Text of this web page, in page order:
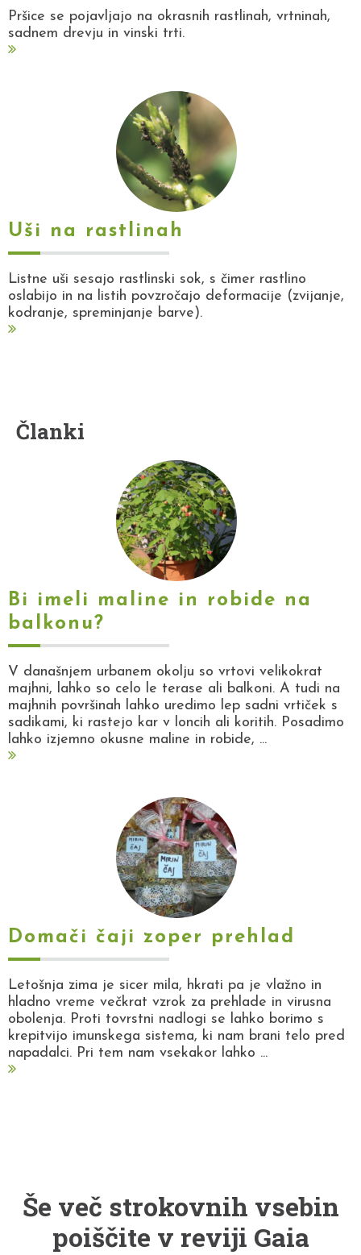
Pršice se pojavljajo na okrasnih rastlinah, vrtninah,
sadnem drevju in vinski trti.
Uši na rastlinah
Listne uši sesajo rastlinski sok, s čimer rastlino
oslabijo in na listih povzročajo deformacije (zvijanje,
kodranje, spreminjanje barve).
Članki
Bi imeli maline in robide na
balkonu?
V današnjem urbanem okolju so vrtovi velikokrat
majhni, lahko so celo le terase ali balkoni. A tudi na
majhnih površinah lahko uredimo lep sadni vrtiček s
sadikami, ki rastejo kar v loncih ali koritih. Posadimo
lahko izjemno okusne maline in robide, ...
Domači čaji zoper prehlad
Letošnja zima je sicer mila, hkrati pa je vlažno in
hladno vreme večkrat vzrok za prehlade in virusna
obolenja. Proti tovrstni nadlogi se lahko borimo s
krepitvijo imunskega sistema, ki nam brani telo pred
napadalci. Pri tem nam vsekakor lahko ...
Še več strokovnih vsebin
poiščite v reviji Gaia